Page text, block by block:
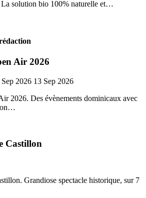
La solution bio 100% naturelle et…
Air 2026
Sep 2026 13 Sep 2026
2026. Des évènements dominicaux avec
Castillon
Grandiose spectacle historique, sur 7